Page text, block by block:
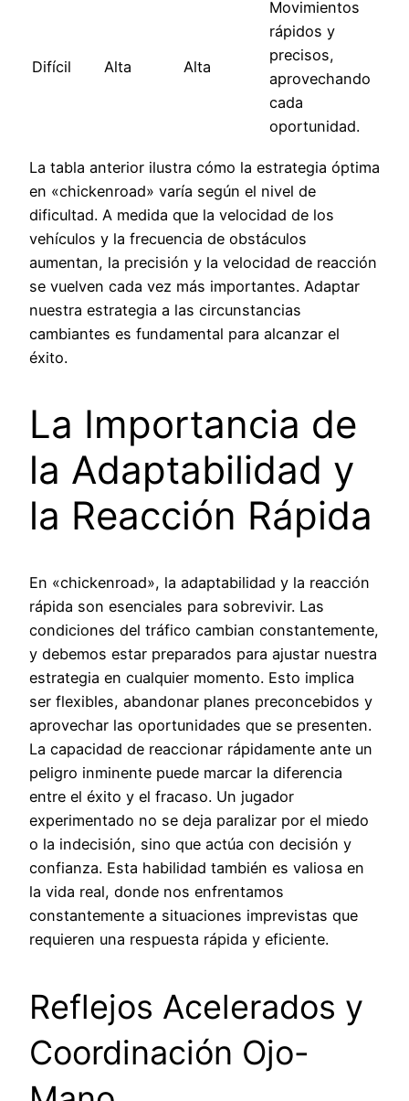
Difícil Alta Alta
Movimientos
rápidos y
precisos,
aprovechando
cada
oportunidad.
La tabla anterior ilustra cómo la estrategia óptima
en «chickenroad» varía según el nivel de
dificultad. A medida que la velocidad de los
vehículos y la frecuencia de obstáculos
aumentan, la precisión y la velocidad de reacción
se vuelven cada vez más importantes. Adaptar
nuestra estrategia a las circunstancias
cambiantes es fundamental para alcanzar el
éxito.
La Importancia de
la Adaptabilidad y
la Reacción Rápida
En «chickenroad», la adaptabilidad y la reacción
rápida son esenciales para sobrevivir. Las
condiciones del tráfico cambian constantemente,
y debemos estar preparados para ajustar nuestra
estrategia en cualquier momento. Esto implica
ser flexibles, abandonar planes preconcebidos y
aprovechar las oportunidades que se presenten.
La capacidad de reaccionar rápidamente ante un
peligro inminente puede marcar la diferencia
entre el éxito y el fracaso. Un jugador
experimentado no se deja paralizar por el miedo
o la indecisión, sino que actúa con decisión y
confianza. Esta habilidad también es valiosa en
la vida real, donde nos enfrentamos
constantemente a situaciones imprevistas que
requieren una respuesta rápida y eficiente.
Reflejos Acelerados y
Coordinación Ojo-